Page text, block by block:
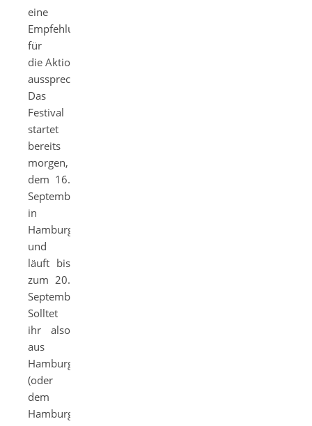
eine
Empfehlung
für
die Aktion
aussprechen.
Das
Festival
startet
bereits
morgen,
dem 16.
September,
in
Hamburg
und
läuft bis
zum 20.
September.
Solltet
ihr also
aus
Hamburg
(oder
dem
Hamburger